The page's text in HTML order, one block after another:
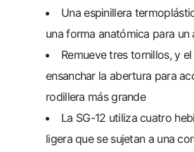
Una espinillera
una forma anatómica para
Remueve tres tornillos, y
ensanchar la abertura para
rodillera más grande
La SG-12 utiliza cuatro
ligera que se sujetan a una